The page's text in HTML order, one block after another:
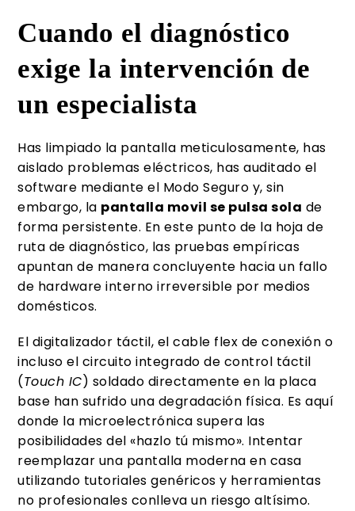
Cuando el diagnóstico
exige la intervención de
un especialista
Has limpiado la pantalla meticulosamente, has
aislado problemas eléctricos, has auditado el
software mediante el Modo Seguro y, sin
embargo, la pantalla movil se pulsa sola de
forma persistente. En este punto de la hoja de
ruta de diagnóstico, las pruebas empíricas
apuntan de manera concluyente hacia un fallo
de hardware interno irreversible por medios
domésticos.
El digitalizador táctil, el cable flex de conexión o
incluso el circuito integrado de control táctil
(Touch IC) soldado directamente en la placa
base han sufrido una degradación física. Es aquí
donde la microelectrónica supera las
posibilidades del «hazlo tú mismo». Intentar
reemplazar una pantalla moderna en casa
utilizando tutoriales genéricos y herramientas
no profesionales conlleva un riesgo altísimo.